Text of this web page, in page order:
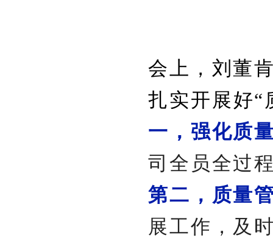
会上，刘董
扎实开展好“
一，强化质
司全员全过
第二，质量
展工作，及